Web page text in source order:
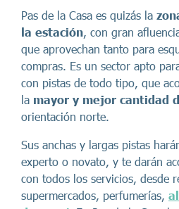
Pas de la Casa es quizás la
la estación, con gran
que aprovechan tanto para
compras. Es un sector apto
con pistas de todo tipo, que
la mayor y mejor cantidad
orientación norte.
Sus anchas y largas pistas
experto o novato, y te darán
con todos los servicios, desde
supermercados, perfumerías,